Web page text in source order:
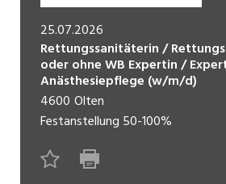
Ferienjob
POSITION
Führungsposition
Engineering, Technik,
Finanzen, Controlling,
Gartenbau, Landwirtschaft,
Gastronomie, Hotellerie,
Immobilien, Facility
25.07.2026
Rettungssanitäterin /
oder ohne WB Expertin /
Anästhesiepflege (w/m/d)
4600 Olten
Festanstellung 50-100%